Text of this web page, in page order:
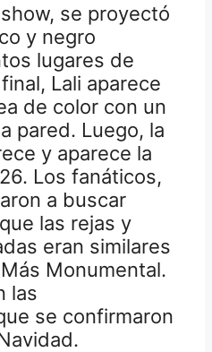
se proyectó
y negro
lugares de
Lali aparece
de color con un
pared. Luego, la
y aparece la
Los fanáticos,
a buscar
las rejas y
eran similares
Monumental.
las
se confirmaron